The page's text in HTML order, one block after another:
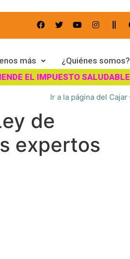
más
¿Quiénes somos?
EL IMPUESTO SALUDABLE
Ir a la página del Cajar
de
expertos